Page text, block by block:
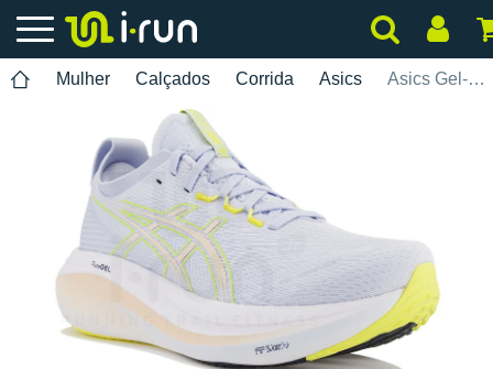
Mulher Calçados Corrida Asics Asics Gel-Nimbus 27